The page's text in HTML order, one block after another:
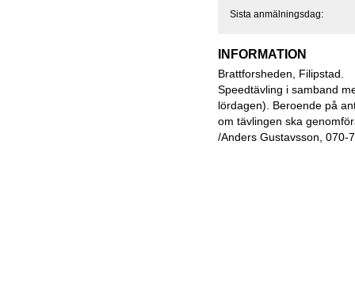
Sista anmälningsdag:
INFORMATION
Brattforsheden, Filipstad.
Speedtävling i samband
lördagen). Beroende på
om tävlingen ska
/Anders Gustavsson, 070-